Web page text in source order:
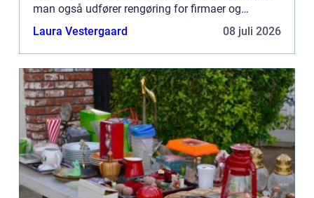
man også udfører rengøring for firmaer og
virksomheder. Sådan et sted kunne
Laura Vestergaard 08 juli 2026